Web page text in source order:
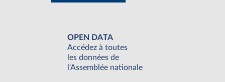
OPEN DATA
Accédez à toutes
les données de
l'Assemblée nationale